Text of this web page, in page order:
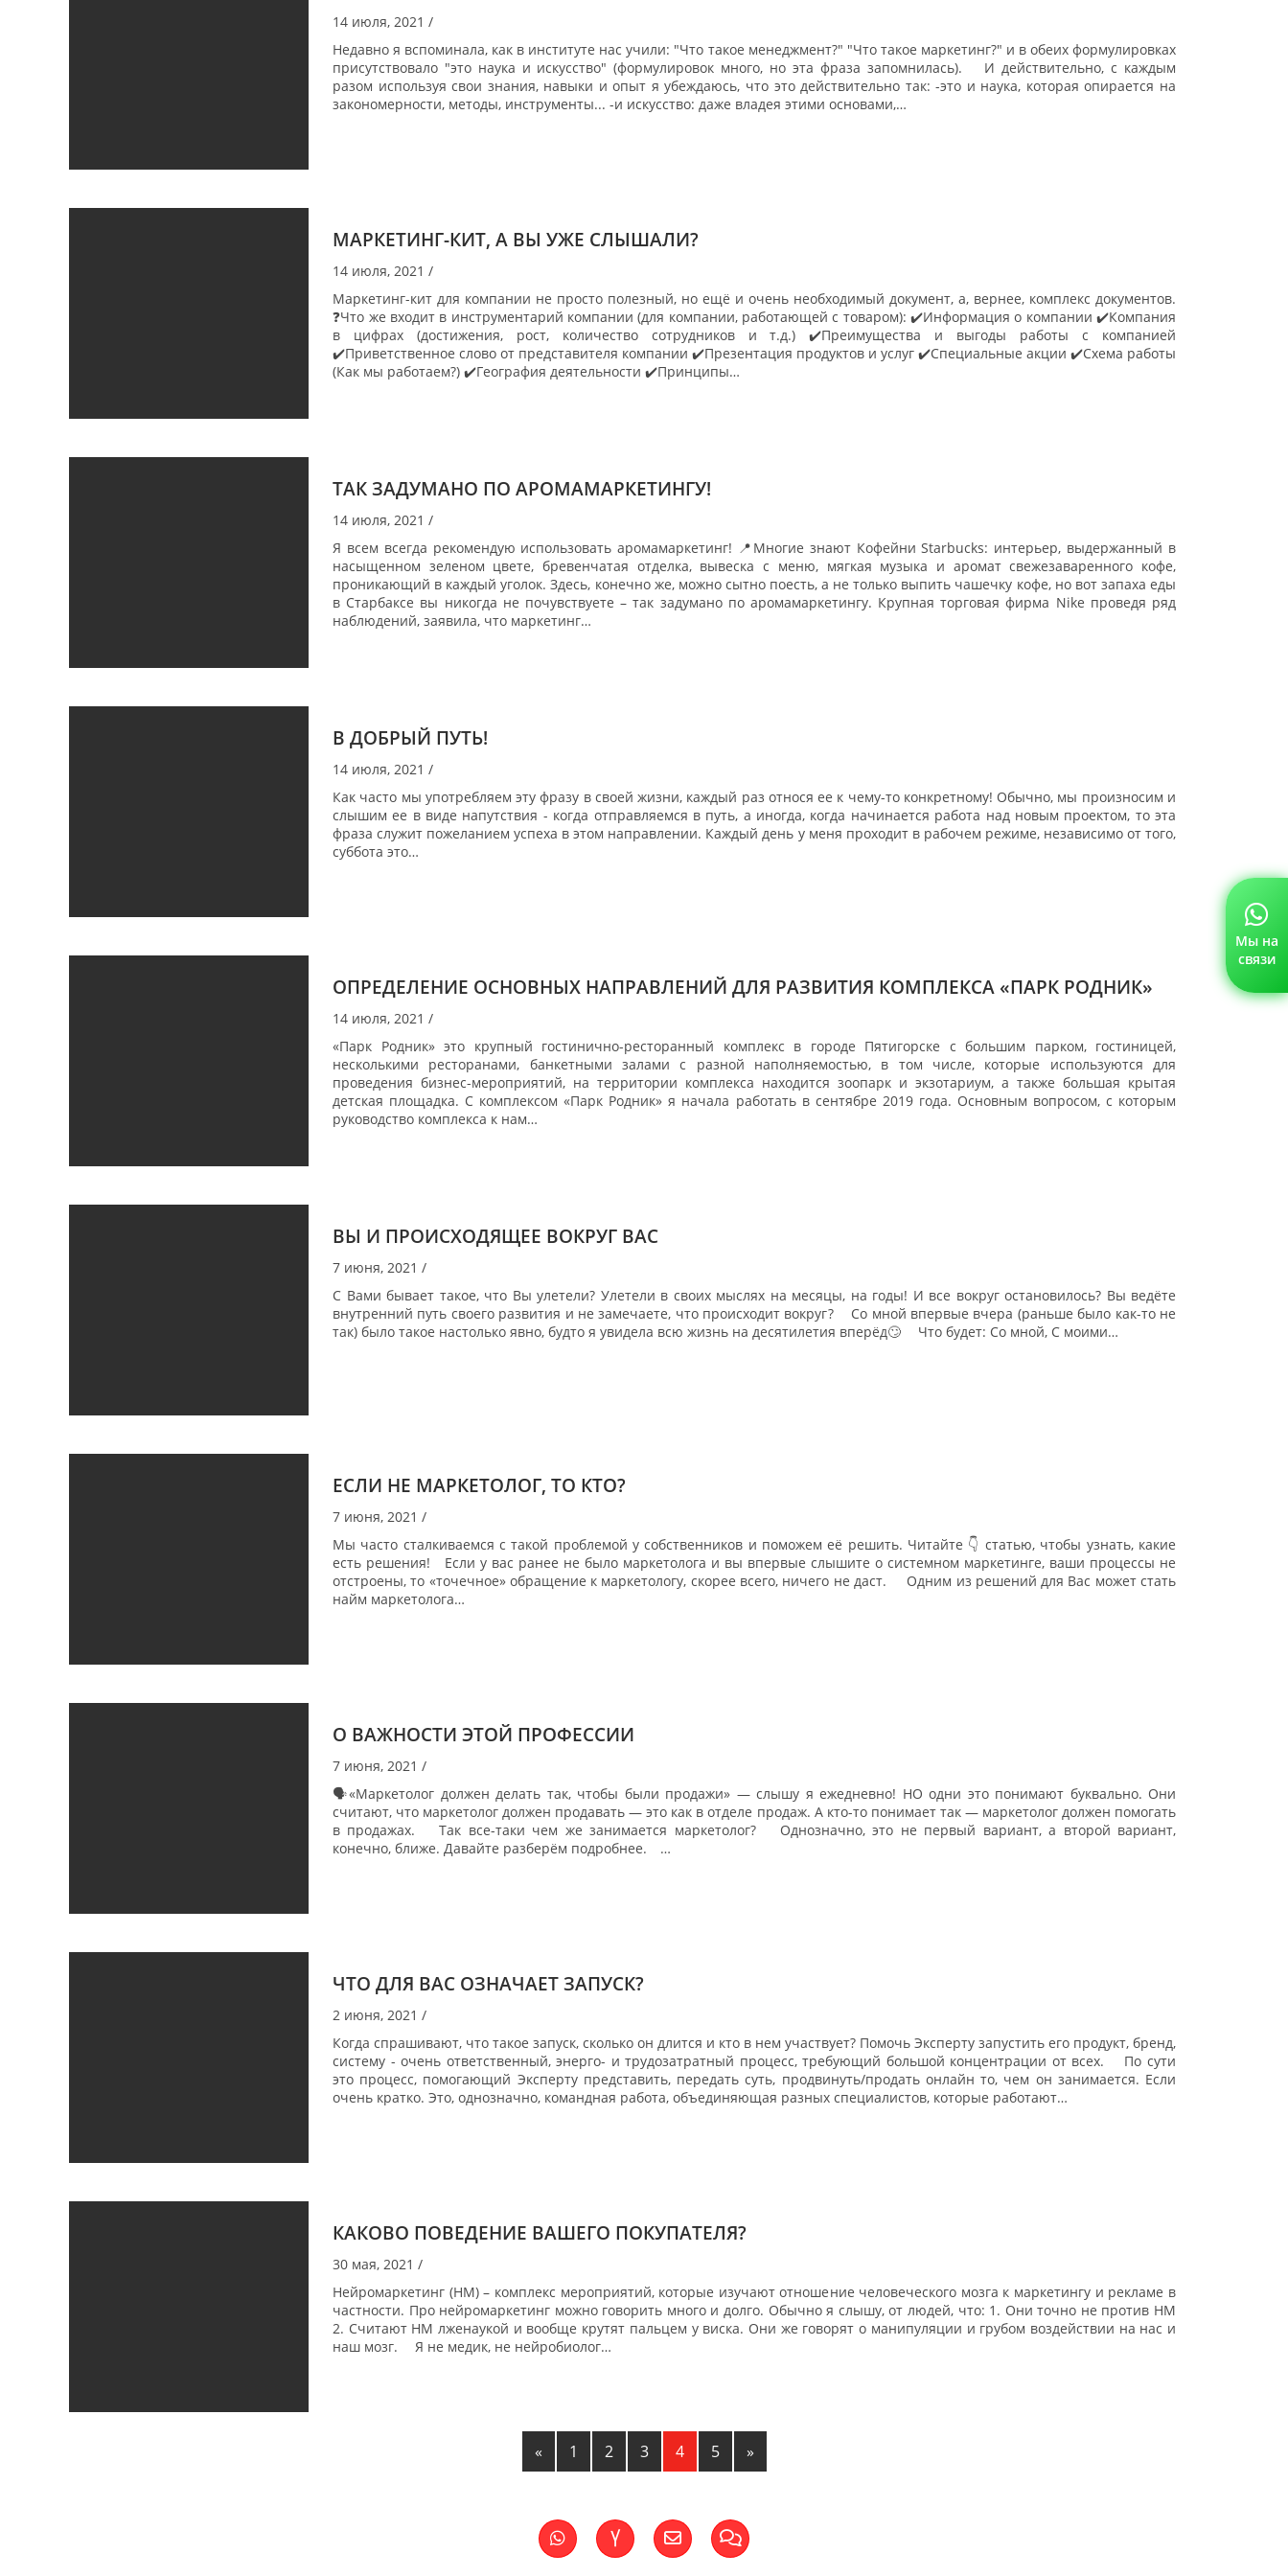
Мы на
связи
14 июля, 2021 /
Недавно я вспоминала, как в институте нас учили: "Что такое менеджмент?" "Что такое маркетинг?" и в обеих формулировках
присутствовало "это наука и искусство" (формулировок много, но эта фраза запомнилась). ⠀ И действительно, с каждым
разом используя свои знания, навыки и опыт я убеждаюсь, что это действительно так: -это и наука, которая опирается на
закономерности, методы, инструменты... -и искусство: даже владея этими основами,…
МАРКЕТИНГ-КИТ, А ВЫ УЖЕ СЛЫШАЛИ?
14 июля, 2021 /
Маркетинг-кит для компании не просто полезный, но ещё и очень необходимый документ, а, вернее, комплекс документов.
❓Что же входит в инструментарий компании (для компании, работающей с товаром): ✔️Информация о компании ✔️Компания
в цифрах (достижения, рост, количество сотрудников и т.д.) ✔️Преимущества и выгоды работы с компанией
✔️Приветственное слово от представителя компании ✔️Презентация продуктов и услуг ✔️Специальные акции ✔️Схема работы
(Как мы работаем?) ✔️География деятельности ✔️Принципы…
ТАК ЗАДУМАНО ПО АРОМАМАРКЕТИНГУ!
14 июля, 2021 /
Я всем всегда рекомендую использовать аромамаркетинг! 📍Многие знают Кофейни Starbucks: интерьер, выдержанный в
насыщенном зеленом цвете, бревенчатая отделка, вывеска с меню, мягкая музыка и аромат свежезаваренного кофе,
проникающий в каждый уголок. Здесь, конечно же, можно сытно поесть, а не только выпить чашечку кофе, но вот запаха еды
в Старбаксе вы никогда не почувствуете – так задумано по аромамаркетингу. Крупная торговая фирма Nike проведя ряд
наблюдений, заявила, что маркетинг…
В ДОБРЫЙ ПУТЬ!
14 июля, 2021 /
Как часто мы употребляем эту фразу в своей жизни, каждый раз относя ее к чему-то конкретному! Обычно, мы произносим и
слышим ее в виде напутствия - когда отправляемся в путь, а иногда, когда начинается работа над новым проектом, то эта
фраза служит пожеланием успеха в этом направлении. Каждый день у меня проходит в рабочем режиме, независимо от того,
суббота это…
ОПРЕДЕЛЕНИЕ ОСНОВНЫХ НАПРАВЛЕНИЙ ДЛЯ РАЗВИТИЯ КОМПЛЕКСА «ПАРК РОДНИК»
14 июля, 2021 /
«Парк Родник» это крупный гостинично-ресторанный комплекс в городе Пятигорске с большим парком, гостиницей,
несколькими ресторанами, банкетными залами с разной наполняемостью, в том числе, которые используются для
проведения бизнес-мероприятий, на территории комплекса находится зоопарк и экзотариум, а также большая крытая
детская площадка. С комплексом «Парк Родник» я начала работать в сентябре 2019 года. Основным вопросом, с которым
руководство комплекса к нам…
ВЫ И ПРОИСХОДЯЩЕЕ ВОКРУГ ВАС
7 июня, 2021 /
С Вами бывает такое, что Вы улетели? Улетели в своих мыслях на месяцы, на годы! И все вокруг остановилось? Вы ведёте
внутренний путь своего развития и не замечаете, что происходит вокруг? ⠀ Со мной впервые вчера (раньше было как-то не
так) было такое настолько явно, будто я увидела всю жизнь на десятилетия вперёд🙄 ⠀ Что будет: Со мной, С моими…
ЕСЛИ НЕ МАРКЕТОЛОГ, ТО КТО?
7 июня, 2021 /
Мы часто сталкиваемся с такой проблемой у собственников и поможем её решить. Читайте 👇 статью, чтобы узнать, какие
есть решения! Если у вас ранее не было маркетолога и вы впервые слышите о системном маркетинге, ваши процессы не
отстроены, то «точечное» обращение к маркетологу, скорее всего, ничего не даст. Одним из решений для Вас может стать
найм маркетолога…
О ВАЖНОСТИ ЭТОЙ ПРОФЕССИИ
7 июня, 2021 /
🗣️«Маркетолог должен делать так, чтобы были продажи» — слышу я ежедневно! НО одни это понимают буквально. Они
считают, что маркетолог должен продавать — это как в отделе продаж. А кто-то понимает так — маркетолог должен помогать
в продажах. ⠀ Так все-таки чем же занимается маркетолог? ⠀ Однозначно, это не первый вариант, а второй вариант,
конечно, ближе. Давайте разберём подробнее. ⠀…
ЧТО ДЛЯ ВАС ОЗНАЧАЕТ ЗАПУСК?
2 июня, 2021 /
Когда спрашивают, что такое запуск, сколько он длится и кто в нем участвует? Помочь Эксперту запустить его продукт, бренд,
систему - очень ответственный, энерго- и трудозатратный процесс, требующий большой концентрации от всех. ⠀ По сути
это процесс, помогающий Эксперту представить, передать суть, продвинуть/продать онлайн то, чем он занимается. Если
очень кратко. Это, однозначно, командная работа, объединяющая разных специалистов, которые работают…
КАКОВО ПОВЕДЕНИЕ ВАШЕГО ПОКУПАТЕЛЯ?
30 мая, 2021 /
Нейромаркетинг (НМ) – комплекс мероприятий, которые изучают отношение человеческого мозга к маркетингу и рекламе в
частности. Про нейромаркетинг можно говорить много и долго. Обычно я слышу, от людей, что: 1. Они точно не против НМ
2. Считают НМ лженаукой и вообще крутят пальцем у виска. Они же говорят о манипуляции и грубом воздействии на нас и
наш мозг. ⠀ Я не медик, не нейробиолог…
« 1 2 3 4 5 »